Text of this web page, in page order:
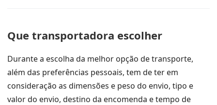
Que transportadora escolher
Durante a escolha da melhor opção de transporte,
além das preferências pessoais, tem de ter em
consideração as dimensões e peso do envio, tipo e
valor do envio, destino da encomenda e tempo de